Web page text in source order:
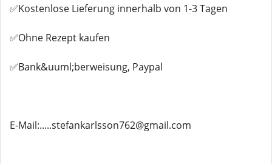
✅Kostenlose Lieferung innerhalb von 1-3 Tagen
✅Ohne Rezept kaufen
✅Bank&uuml;berweisung, Paypal
E-Mail:.....stefankarlsson762@gmail.com